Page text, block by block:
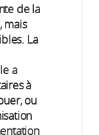
de la
mais
La
a
à
ou